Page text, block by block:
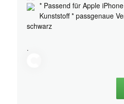
* Passend für Apple
Kunststoff * passgenaue
schwarz
.